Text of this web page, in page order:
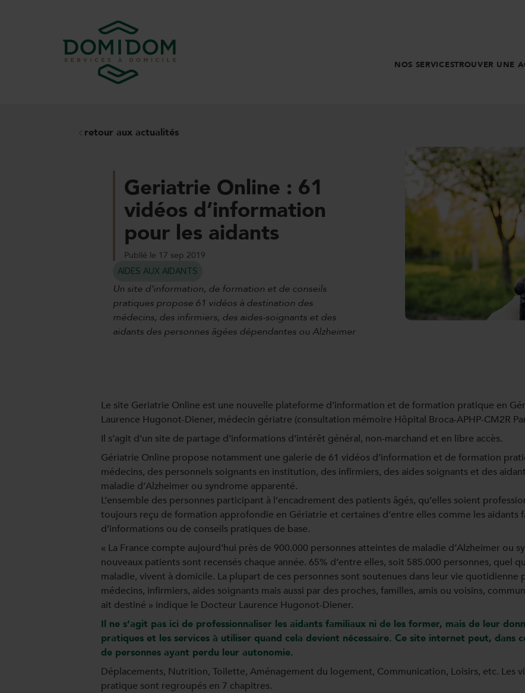
NOS SERVICESTROUVER UNE
retour aux actualités
Geriatrie Online : 61
vidéos d’information
pour les aidants
Publié le 17 sep 2019
AIDES AUX AIDANTS
Un site d'information, de formation et de conseils
pratiques propose 61 vidéos à destination des
médecins, des infirmiers, des aides-soignants et des
aidants des personnes âgées dépendantes ou Alzheimer
Le site Geriatrie Online est une nouvelle plateforme d’information et de formation pratique en
Laurence Hugonot-Diener, médecin gériatre (consultation mémoire Hôpital Broca-APHP-CM2R
Il s’agit d’un site de partage d’informations d’intérêt général, non-marchand et en libre accès.
Gériatrie Online propose notamment une galerie de 61 vidéos d’information et de formation
médecins, des personnels soignants en institution, des infirmiers, des aides soignants et des
maladie d’Alzheimer ou syndrome apparenté.
L’ensemble des personnes participant à l’encadrement des patients âgés, qu’elles soient
toujours reçu de formation approfondie en Gériatrie et certaines d’entre elles comme les
d’informations ou de conseils pratiques de base.
« La France compte aujourd’hui près de 900.000 personnes atteintes de maladie d’Alzheimer ou
nouveaux patients sont recensés chaque année. 65% d’entre elles, soit 585.000 personnes, quel
maladie, vivent à domicile. La plupart de ces personnes sont soutenues dans leur vie quotidienne
médecins, infirmiers, aides soignants mais aussi par des proches, familles, amis ou voisins,
ait destiné » indique le Docteur Laurence Hugonot-Diener.
Il ne s’agit pas ici de professionnaliser les aidants familiaux ni de les former, mais de leur
pratiques et les services à utiliser quand cela devient nécessaire. Ce site internet peut, dans
de personnes ayant perdu leur autonomie.
Déplacements, Nutrition, Toilette, Aménagement du logement, Communication, Loisirs, etc. Les
pratique sont regroupés en 7 chapitres.